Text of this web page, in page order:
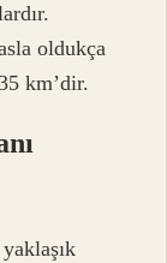
oldukça
km’dir.